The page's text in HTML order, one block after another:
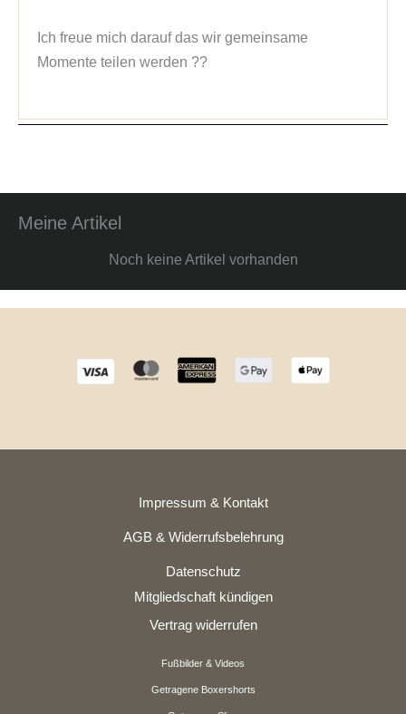
Ich freue mich darauf das wir gemeinsame
Momente teilen werden ??
Meine Artikel
Noch keine Artikel vorhanden
Impressum & Kontakt
AGB & Widerrufsbelehrung
Datenschutz
Mitgliedschaft kündigen
Vertrag widerrufen
Fußbilder & Videos
Getragene Boxershorts